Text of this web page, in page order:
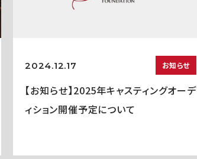
2024.12.17 お知らせ
【お知らせ】2025年キャスティングオーデ
ィション開催予定について